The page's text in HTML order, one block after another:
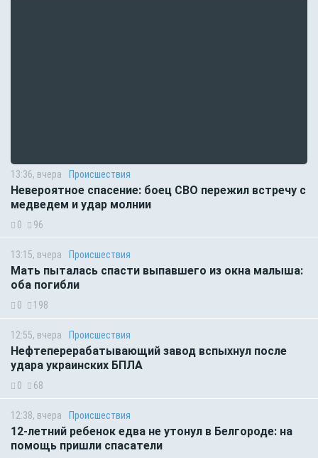
13:36, вчера Происшествия
Невероятное спасение: боец СВО пережил встречу с
медведем и удар молнии
0 96
13:15, вчера Происшествия
Мать пыталась спасти выпавшего из окна малыша:
оба погибли
0 198
12:55, вчера Происшествия
Нефтеперерабатывающий завод вспыхнул после
удара украинских БПЛА
0 68
12:38, вчера Происшествия
12-летний ребенок едва не утонул в Белгороде: на
помощь пришли спасатели